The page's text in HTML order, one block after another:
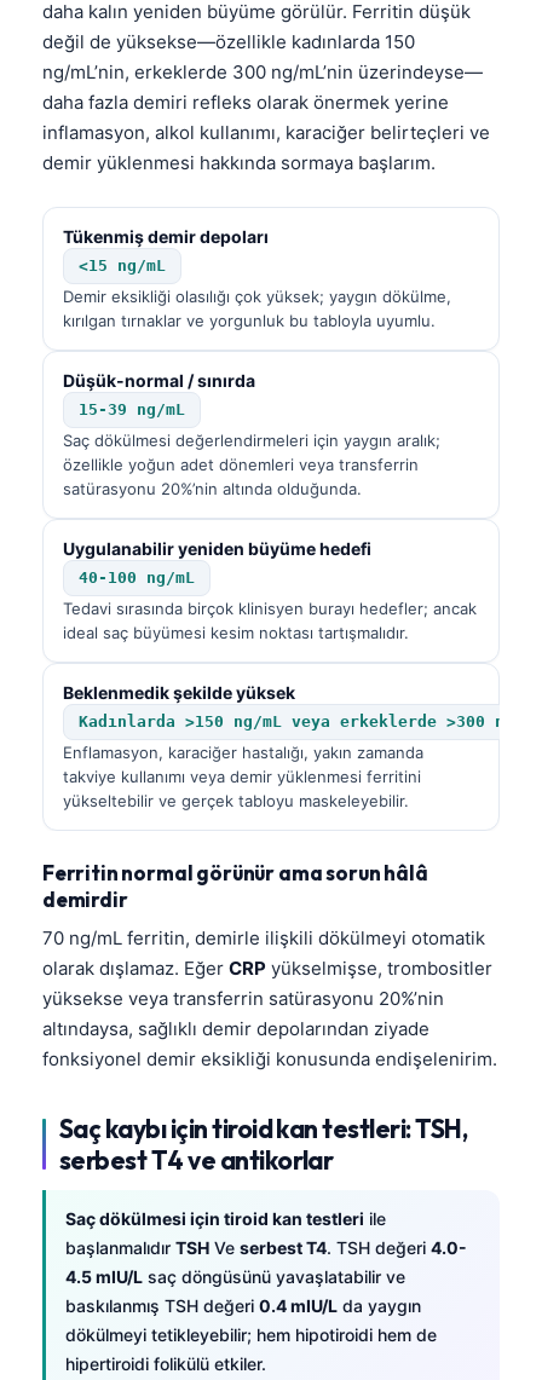
daha kalın yeniden büyüme görülür. Ferritin düşük
değil de yüksekse—özellikle kadınlarda 150
ng/mL’nin, erkeklerde 300 ng/mL’nin üzerindeyse—
daha fazla demiri refleks olarak önermek yerine
inflamasyon, alkol kullanımı, karaciğer belirteçleri ve
demir yüklenmesi hakkında sormaya başlarım.
Tükenmiş demir depoları
<15 ng/mL
Demir eksikliği olasılığı çok yüksek; yaygın dökülme,
kırılgan tırnaklar ve yorgunluk bu tabloyla uyumlu.
Düşük-normal / sınırda
15-39 ng/mL
Saç dökülmesi değerlendirmeleri için yaygın aralık;
özellikle yoğun adet dönemleri veya transferrin
satürasyonu 20%’nin altında olduğunda.
Uygulanabilir yeniden büyüme hedefi
40-100 ng/mL
Tedavi sırasında birçok klinisyen burayı hedefler; ancak
ideal saç büyümesi kesim noktası tartışmalıdır.
Beklenmedik şekilde yüksek
Kadınlarda >150 ng/mL veya erkeklerde >300 ng/mL
Enflamasyon, karaciğer hastalığı, yakın zamanda
takviye kullanımı veya demir yüklenmesi ferritini
yükseltebilir ve gerçek tabloyu maskeleyebilir.
Ferritin normal görünür ama sorun hâlâ
demirdir
70 ng/mL ferritin, demirle ilişkili dökülmeyi otomatik
olarak dışlamaz. Eğer CRP yükselmişse, trombositler
yüksekse veya transferrin satürasyonu 20%’nin
altındaysa, sağlıklı demir depolarından ziyade
fonksiyonel demir eksikliği konusunda endişelenirim.
Saç kaybı için tiroid kan testleri: TSH,
serbest T4 ve antikorlar
Saç dökülmesi için tiroid kan testleri ile
başlanmalıdır TSH Ve serbest T4. TSH değeri 4.0-
4.5 mIU/L saç döngüsünü yavaşlatabilir ve
baskılanmış TSH değeri 0.4 mIU/L da yaygın
dökülmeyi tetikleyebilir; hem hipotiroidi hem de
hipertiroidi folikülü etkiler.